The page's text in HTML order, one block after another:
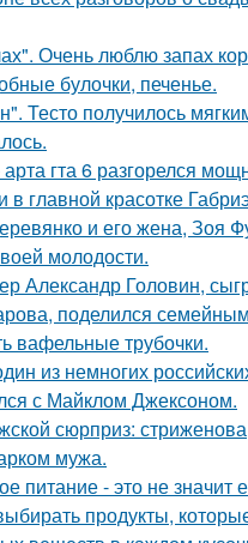
Очень люблю запах
булочки, печенье.
Тесто получилось
гта 6 разгорелся
в главной красотке
и его жена, Зоя
молодости.
Александр Головин,
поделился
вафельные трубочки.
из немногих
с Майклом Джексоном.
сюрприз: стриженова
мужа.
питание - это не значит
продукты,